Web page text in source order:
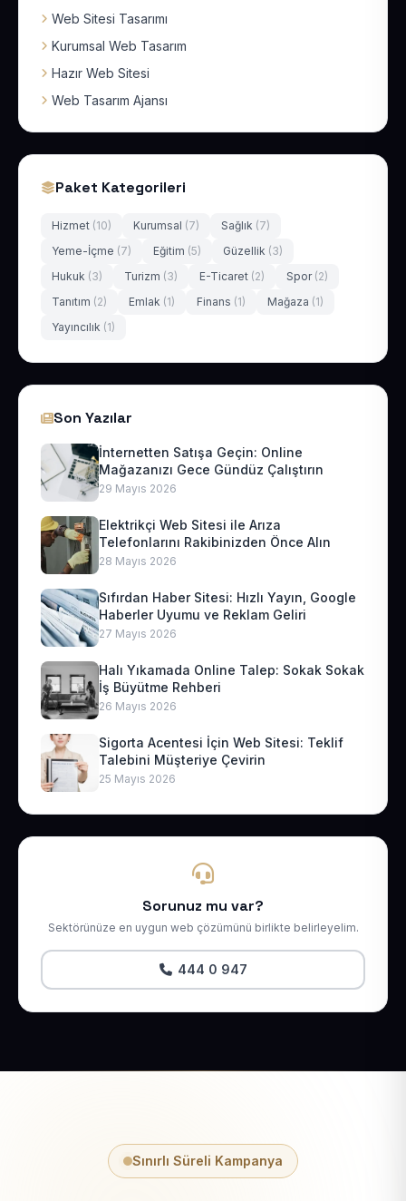
Web Sitesi Tasarımı
Kurumsal Web Tasarım
Hazır Web Sitesi
Web Tasarım Ajansı
Paket Kategorileri
Hizmet (10) Kurumsal (7) Sağlık (7)
Yeme-İçme (7) Eğitim (5) Güzellik (3)
Hukuk (3) Turizm (3) E-Ticaret (2) Spor (2)
Tanıtım (2) Emlak (1) Finans (1) Mağaza (1)
Yayıncılık (1)
Son Yazılar
İnternetten Satışa Geçin: Online
Mağazanızı Gece Gündüz Çalıştırın
29 Mayıs 2026
Elektrikçi Web Sitesi ile Arıza
Telefonlarını Rakibinizden Önce Alın
28 Mayıs 2026
Sıfırdan Haber Sitesi: Hızlı Yayın, Google
Haberler Uyumu ve Reklam Geliri
27 Mayıs 2026
Halı Yıkamada Online Talep: Sokak Sokak
İş Büyütme Rehberi
26 Mayıs 2026
Sigorta Acentesi İçin Web Sitesi: Teklif
Talebini Müşteriye Çevirin
25 Mayıs 2026
Sorunuz mu var?
Sektörünüze en uygun web çözümünü birlikte belirleyelim.
444 0 947
Sınırlı Süreli Kampanya